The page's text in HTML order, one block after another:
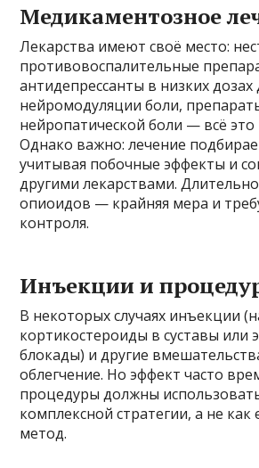
Медикаментозное
Лекарства имеют своё место:
противовоспалительные
антидепрессанты в низких дозах
нейромодуляции боли,
нейропатической боли — всё
Однако важно: лечение
учитывая побочные эффекты и
другими лекарствами.
опиоидов — крайняя мера и
контроля.
Инъекции и
В некоторых случаях инъекции
кортикостероиды в суставы или
блокады) и другие
облегчение. Но эффект часто
процедуры должны
комплексной стратегии, а не
метод.